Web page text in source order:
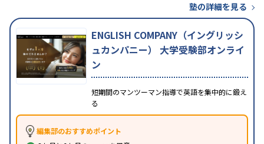
塾の詳細を見る
ENGLISH COMPANY（イングリッシ
ュカンパニー） 大学受験部オンライ
ン
短期間のマンツーマン指導で英語を集中的に鍛え
る
編集部のおすすめポイント